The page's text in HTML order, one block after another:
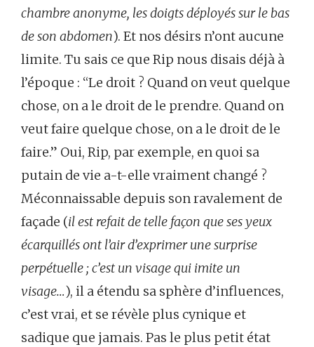
chambre anonyme, les doigts déployés sur le bas
de son abdomen). Et nos désirs n’ont aucune
limite. Tu sais ce que Rip nous disais déjà à
l’époque : “Le droit ? Quand on veut quelque
chose, on a le droit de le prendre. Quand on
veut faire quelque chose, on a le droit de le
faire.” Oui, Rip, par exemple, en quoi sa
putain de vie a-t-elle vraiment changé ?
Méconnaissable depuis son ravalement de
façade (il est refait de telle façon que ses yeux
écarquillés ont l’air d’exprimer une surprise
perpétuelle ; c’est un visage qui imite un
visage…), il a étendu sa sphère d’influences,
c’est vrai, et se révèle plus cynique et
sadique que jamais. Pas le plus petit état